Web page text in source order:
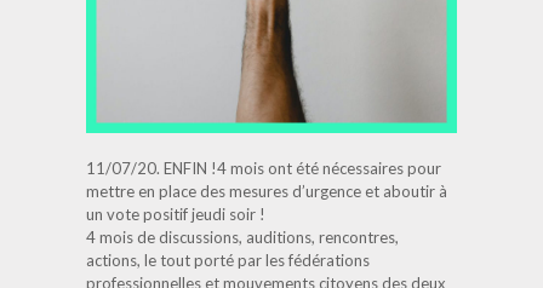
11/07/20. ENFIN !4 mois ont été nécessaires pour
mettre en place des mesures d’urgence et aboutir à
un vote positif jeudi soir !
4 mois de discussions, auditions, rencontres,
actions, le tout porté par les fédérations
professionnelles et mouvements citoyens des deux